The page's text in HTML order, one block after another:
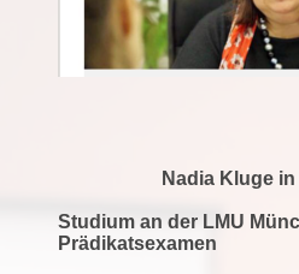
Nadia Kluge
Studium an der LMU
Prädikatsexamen